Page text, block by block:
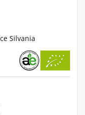
Silvania